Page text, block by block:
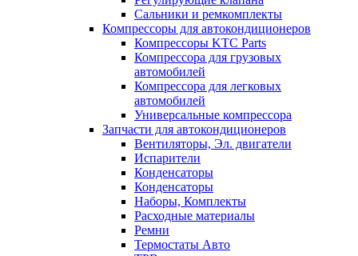
Сальники и ремкомплекты
Компрессоры для автокондиционеров
Компрессоры KTC Parts
Компрессора для грузовых
автомобилей
Компрессора для легковых
автомобилей
Универсальные компрессора
Запчасти для автокондиционеров
Вентиляторы, Эл. двигатели
Испарители
Конденсаторы
Конденсаторы
Наборы, Комплекты
Расходные материалы
Ремни
Термостаты Авто